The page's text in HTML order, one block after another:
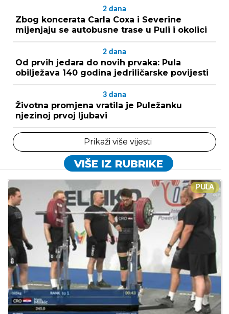
2 dana
Zbog koncerata Carla Coxa i Severine
mijenjaju se autobusne trase u Puli i okolici
2 dana
Od prvih jedara do novih prvaka: Pula
obilježava 140 godina jedriličarske povijesti
3 dana
Životna promjena vratila je Puležanku
njezinoj prvoj ljubavi
Prikaži više vijesti
VIŠE IZ RUBRIKE
PULA